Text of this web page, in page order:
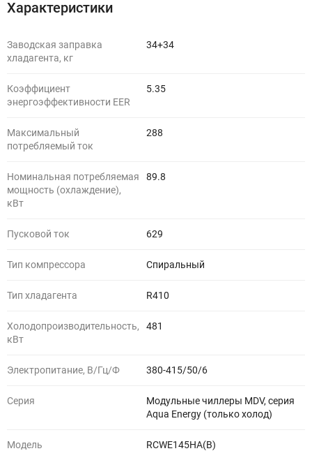
Характеристики
Заводская заправка
хладагента, кг
34+34
Коэффициент
энергоэффективности EER
5.35
Максимальный
потребляемый ток
288
Номинальная потребляемая
мощность (охлаждение),
кВт
89.8
Пусковой ток 629
Тип компрессора Спиральный
Тип хладагента R410
Холодопроизводительность,
кВт
481
Электропитание, В/Гц/Ф 380-415/50/6
Серия
Модульные чиллеры MDV, серия
Aqua Energy (только холод)
Модель RCWE145HA(B)